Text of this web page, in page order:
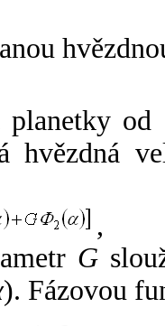
od
hvězdná
,
G
). Fázovou